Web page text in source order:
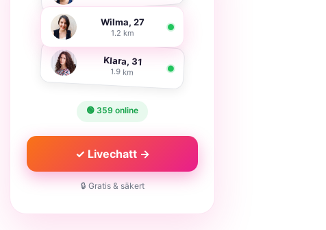
Wilma, 27
1.2 km
Klara, 31
1.9 km
🟢 359 online
✓ Livechatt →
🔒 Gratis & säkert